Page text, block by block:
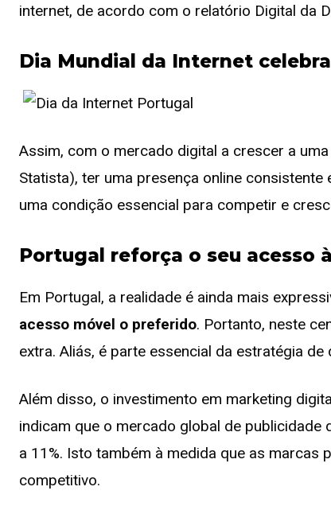
internet, de acordo com o relatório Digital da
Dia Mundial da Internet
Assim, com o mercado digital a crescer a
Statista), ter uma presença online
uma condição essencial para competir e
Portugal reforça o seu acesso
Em Portugal, a realidade é ainda mais
acesso móvel o preferido. Portanto, neste
extra. Aliás, é parte essencial da estratégia de
Além disso, o investimento em marketing
indicam que o mercado global de publicidade
a 11%. Isto também à medida que as
competitivo.